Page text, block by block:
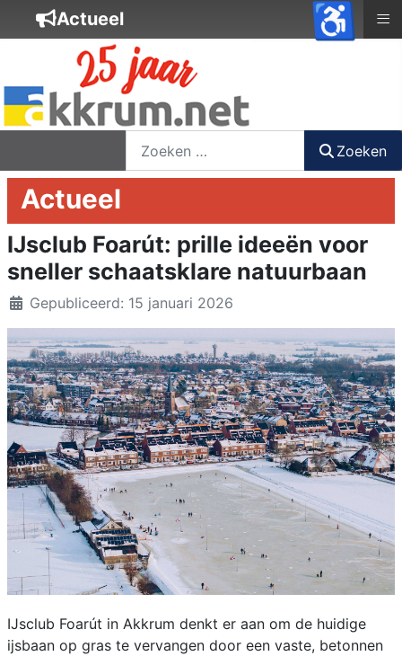
Zoeken
Actueel
IJsclub Foarút: prille ideeën voor
sneller schaatsklare natuurbaan
DetailsGepubliceerd: 15 januari 2026
IJsclub Foarút in Akkrum denkt er aan om de huidige
ijsbaan op gras te vervangen door een vaste, betonnen
Actueel ≡
♿